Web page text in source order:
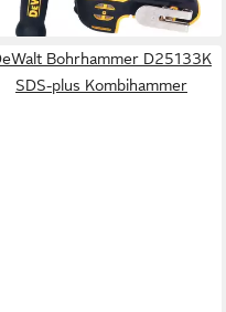
lieferbar - in 2-3 Werktagen bei dir
Bohrhammer D25133K
SDS-plus Kombihammer